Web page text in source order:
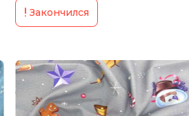
Закончился